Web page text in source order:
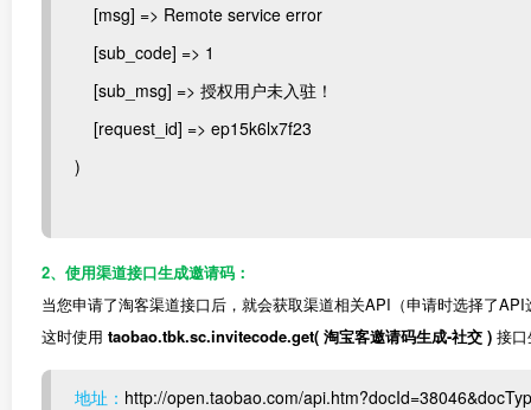
[msg] => Remote service error
[sub_code] => 1
[sub_msg] => 授权用户未入驻！
[request_id] => ep15k6lx7f23
)
2、使用渠道接口生成邀请码：
当您申请了淘客渠道接口后，就会获取渠道相关API（申请时选择了API
这时使用 taobao.tbk.sc.invitecode.get( 淘宝客邀请码生成-社交 ) 接
地址： http://open.taobao.com/